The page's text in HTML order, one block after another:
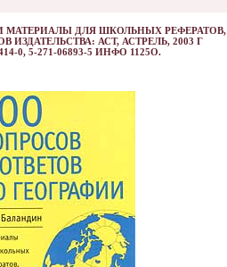
МАТЕРИАЛЫ ДЛЯ ШКОЛЬНЫХ РЕФЕРАТОВ,
АСТ, АСТРЕЛЬ, 2003 Г
0, 5-271-06893-5 ИНФО 1125O.